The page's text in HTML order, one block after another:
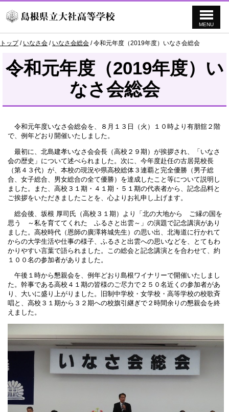
MENU
現
位
トップ/ いなさ会 / いなさ会総会 /令和元年度（2019年度）いなさ会総会
令和元年度（2019年度）い
なさ会総会
令和元年度いなさ会総会を、８月１３日（火）１０時より有朋舘２階
で、例年どおり開催いたしました。
最初に、北島建孝いなさ会会長（高校２９期）が挨拶され、「いなさ
会の歴史」について述べられました。次に、今年度赴任の古居晃校長
（第４３代）が、本校の現況や県高校総体３連覇と完全優勝（男子総
合、女子総合、男女総合の全て優勝）を達成したこと等について説明し
ました。また、高校３１期・４１期・５１期の代表者から、記念品料と
ご挨拶をいただきましたことを、心よりお礼申し上げます。
総会後、坂根 厚司氏（高校３１期）より「北の大地から ご縁の国を
思う ～私を育ててくれた ふるさと出雲～」の演題で記念講演があり
ました。高校時代（恩師の廣澤将城先生）の思い出、北海道に行かれて
からの大学生活や仕事の様子、ふるさと出雲への思いなどを、とてもわ
かりやすい言葉で語られました。この総会と記念講演とを合わせて、約
１００名の参加者がありました。
午後１時から懇親会を、例年どおり島根ワイナリーで開催いたしまし
た。幹事である高校４１期の皆様のご尽力で２５０名近くの参加者があ
り、大いに盛り上がりました。旧制中学校・女学校・高等学校の校歌斉
唱と、高校３１期から３２期への校旗引継ぎで２時間余りの懇親会を終
えました。